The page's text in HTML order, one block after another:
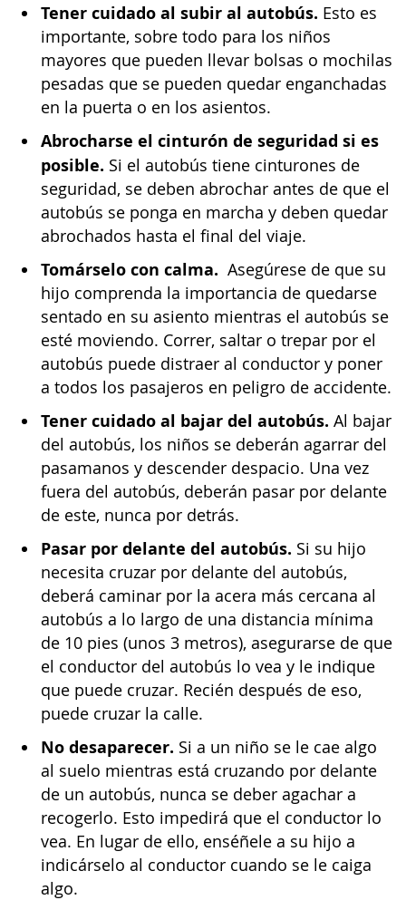
Tener cuidado al subir al autobús. Esto es
importante, sobre todo para los niños
mayores que pueden llevar bolsas o mochilas
pesadas que se pueden quedar enganchadas
en la puerta o en los asientos.
Abrocharse el cinturón de seguridad si es
posible. Si el autobús tiene cinturones de
seguridad, se deben abrochar antes de que el
autobús se ponga en marcha y deben quedar
abrochados hasta el final del viaje.
Tomárselo con calma. Asegúrese de que su
hijo comprenda la importancia de quedarse
sentado en su asiento mientras el autobús se
esté moviendo. Correr, saltar o trepar por el
autobús puede distraer al conductor y poner
a todos los pasajeros en peligro de accidente.
Tener cuidado al bajar del autobús. Al bajar
del autobús, los niños se deberán agarrar del
pasamanos y descender despacio. Una vez
fuera del autobús, deberán pasar por delante
de este, nunca por detrás.
Pasar por delante del autobús. Si su hijo
necesita cruzar por delante del autobús,
deberá caminar por la acera más cercana al
autobús a lo largo de una distancia mínima
de 10 pies (unos 3 metros), asegurarse de que
el conductor del autobús lo vea y le indique
que puede cruzar. Recién después de eso,
puede cruzar la calle.
No desaparecer. Si a un niño se le cae algo
al suelo mientras está cruzando por delante
de un autobús, nunca se deber agachar a
recogerlo. Esto impedirá que el conductor lo
vea. En lugar de ello, enséñele a su hijo a
indicárselo al conductor cuando se le caiga
algo.